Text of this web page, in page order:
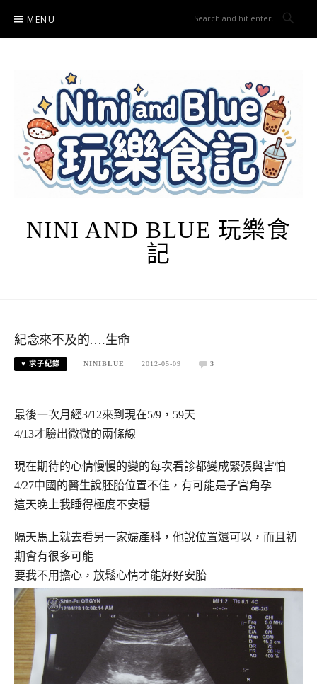
content
MENU
NINI AND BLUE 玩樂食
記
紀念來不及的….生命
♥ 求子紀錄 NINIBLUE 2012-05-09 3
最後一次月經3/12來到現在5/9，59天
4/13才驗出微微的兩條線
現在期待的心情慢慢的變的每次看診都變成緊張與害怕
4/27中國的醫生說胚胎位置不佳，有可能是子宮角孕
這天晚上我睡得極度不安穩
隔天馬上就去看另一家婦產科，他說位置還可以，而且初
期會有很多可能
要我不用擔心，放鬆心情才能好好安胎